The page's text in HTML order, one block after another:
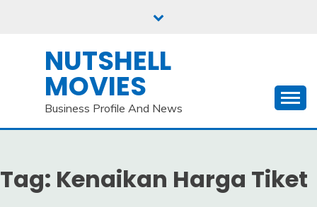
NUTSHELL
MOVIES
Business Profile And News
Tag: Kenaikan Harga Tiket